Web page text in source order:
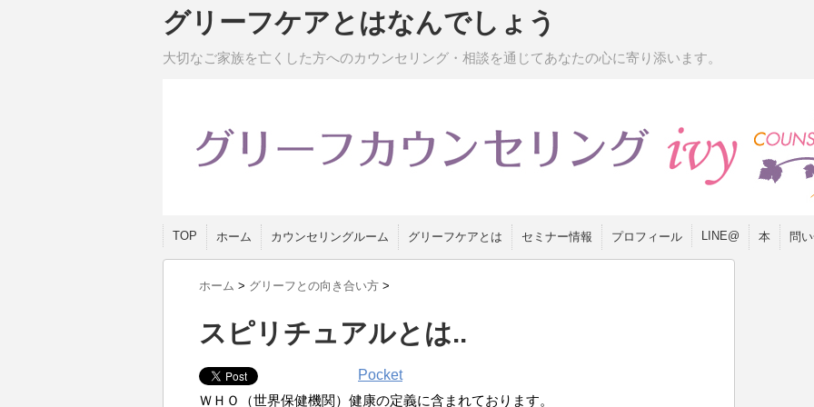
グリーフケアとはなんでしょう
大切なご家族を亡くした方へのカウンセリング・相談を通じてあなたの心に寄り添います。
TOP ホーム カウンセリングルーム グリーフケアとは セミナー情報 プロフィール LINE@ 本 問
ホーム > グリーフとの向き合い方 >
スピリチュアルとは..
Pocket
ＷＨＯ（世界保健機関）健康の定義に含まれております。